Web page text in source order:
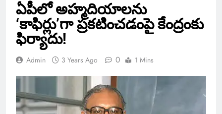
ఏపీలో అహ్మదియాలను
‘కాఫిర్లు’గా ప్రకటించడంపై కేంద్రంకు
ఫిర్యాదు!
Admin 3 Years Ago 0 1 Mins